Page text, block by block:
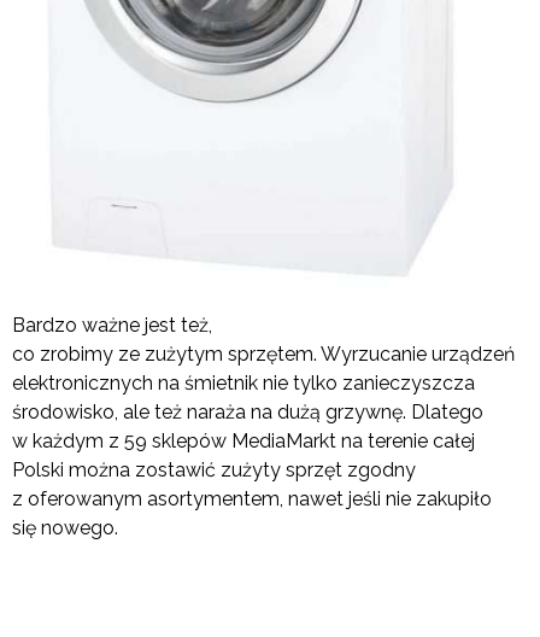
Bardzo ważne jest też,
co zrobimy ze zużytym sprzętem. Wyrzucanie urządzeń
elektronicznych na śmietnik nie tylko zanieczyszcza
środowisko, ale też naraża na dużą grzywnę. Dlatego
w każdym z 59 sklepów MediaMarkt na terenie całej
Polski można zostawić zużyty sprzęt zgodny
z oferowanym asortymentem, nawet jeśli nie zakupiło
się nowego.